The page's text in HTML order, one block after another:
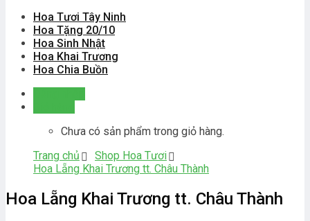
Hoa Tươi Tây Ninh
Hoa Tặng 20/10
Hoa Sinh Nhật
Hoa Khai Trương
Hoa Chia Buồn
Chưa có sản phẩm trong giỏ hàng.
Trang chủ
Shop Hoa Tươi
Hoa Lẵng Khai Trương tt. Châu Thành
Hoa Lẵng Khai Trương tt. Châu Thành